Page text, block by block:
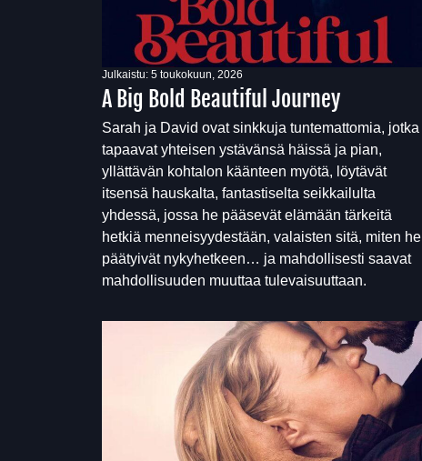
Julkaistu: 5 toukokuun, 2026
A Big Bold Beautiful Journey
Sarah ja David ovat sinkkuja tuntemattomia, jotka
tapaavat yhteisen ystävänsä häissä ja pian,
yllättävän kohtalon käänteen myötä, löytävät
itsensä hauskalta, fantastiselta seikkailulta
yhdessä, jossa he pääsevät elämään tärkeitä
hetkiä menneisyydestään, valaisten sitä, miten he
päätyivät nykyhetkeen… ja mahdollisesti saavat
mahdollisuuden muuttaa tulevaisuuttaan.